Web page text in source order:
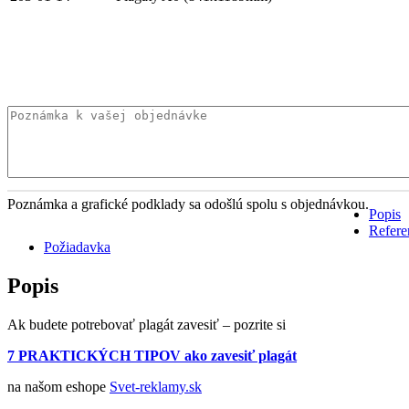
Poznámka a grafické podklady sa odošlú spolu s objednávkou.
Popis
Požiadavka
Popis
Ak budete potrebovať plagát zavesiť – pozrite si
7 PRAKTICKÝCH TIPOV ako zavesiť plagát
na našom eshope Svet-reklamy.sk